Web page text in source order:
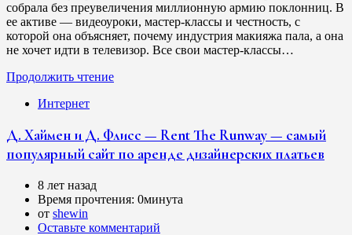
собрала без преувеличения миллионную армию поклонниц. В
ее активе — видеоуроки, мастер-классы и честность, с
которой она объясняет, почему индустрия макияжа пала, а она
не хочет идти в телевизор. Все свои мастер-классы…
Продолжить чтение
Интернет
Д. Хаймен и Д. Флисс — Rent The Runway — самый
популярный сайт по аренде дизайнерских платьев
8 лет назад
Время прочтения: 0минута
от shewin
Оставьте комментарий